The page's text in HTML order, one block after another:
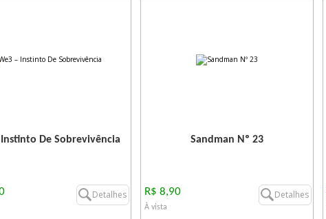
De Sobrevivência
Detalhes
Sandman Nº 23
R$ 8,90
À vista
Detalhes